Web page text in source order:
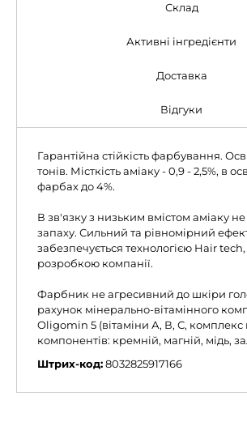
Склад
Активні інгредієнти
Доставка
Відгуки
Гарантійна стійкість фарбування.
тонів. Місткість аміаку - 0,9 - 2,5%, в
фарбах до 4%.
В зв'язку з низьким вмістом аміаку не
запаху. Сильний та рівномірний
забезпечується технологією Hair
розробкою компанії.
Фарбник не агресивний до шкіри
рахунок мінерально-вітамінного
Oligomin 5 (вітаміни А, В, С, комплекс
компонентів: кремній, магній, мідь,
Штрих-код:8032825917166